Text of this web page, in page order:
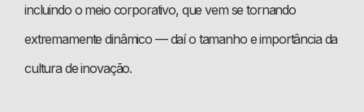
incluindo o meio corporativo, que vem se tornando
extremamente dinâmico — daí o tamanho e importância da
cultura de inovação.